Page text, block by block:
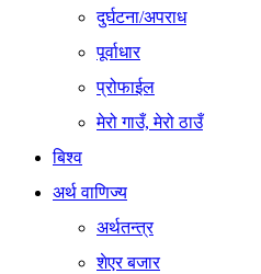
दुर्घटना/अपराध
पूर्वाधार
प्रोफाईल
मेरो गाउँ, मेरो ठाउँ
बिश्व
अर्थ वाणिज्य
अर्थतन्त्र
शेएर बजार